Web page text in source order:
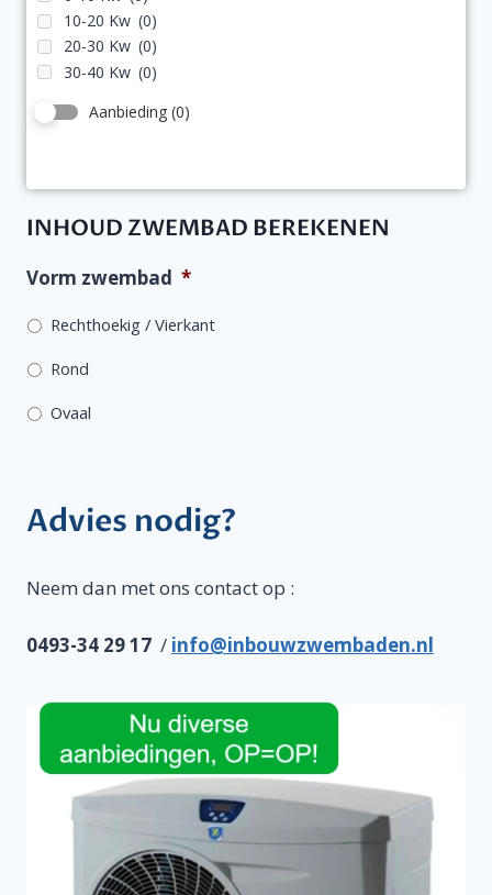
10-20 Kw (0)
20-30 Kw (0)
30-40 Kw (0)
Aanbieding (0)
INHOUD ZWEMBAD BEREKENEN
Vorm zwembad *
Rechthoekig / Vierkant
Rond
Ovaal
Advies nodig?
Neem dan met ons contact op :
0493-34 29 17 / info@inbouwzwembaden.nl